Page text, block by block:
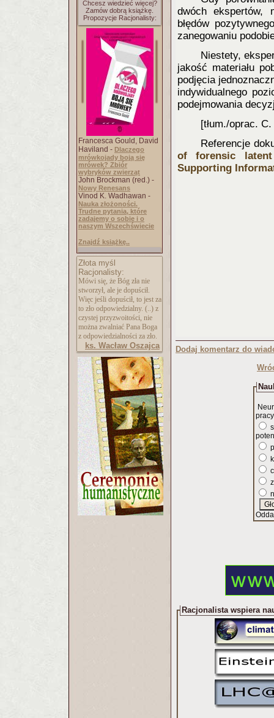
Chcesz wiedzieć więcej?
Zamów dobrą książkę.
Propozycje Racjonalisty:
Francesca Gould, David
Haviland - Dlaczego
mrówkojady boją się
mrówek? Zbiór
wybryków zwierząt
John Brockman (red.) -
Nowy Renesans
Vinod K. Wadhawan -
Nauka złożoności.
Trudne pytania, które
zadajemy o sobie i o
naszym Wszechświecie
Znajdź książkę..
Złota myśl
Racjonalisty:
Mówi się, że Bóg zła nie
stworzył, ale je dopuścił.
Więc jeśli dopuścił, to jest za
to zło odpowiedzialny. (..) z
czystej przyzwoitości, nie
można zwalniać Pana Boga
z odpowiedzialności za zło.
ks. Wacław Oszajca
dwóch ekspertów,
błędów
zanegowaniu
Niestety,
jakość materiału
podjęcia
indywidualnego
podejmowania
[tłum./oprac.
Referencje
of forensic
Supporting
Dodaj komentarz do
Racjonalista wspiera